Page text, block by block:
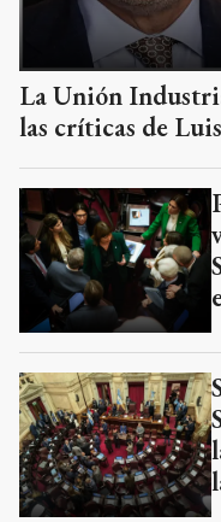
La Unión
las críticas de